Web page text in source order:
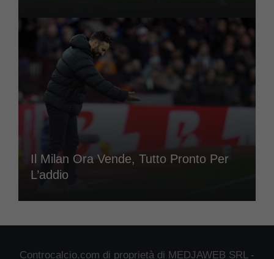
Il Milan Ora Vende, Tutto Pronto Per
L’addio
Controcalcio.com di proprietà di MEDJAWEB SRL -